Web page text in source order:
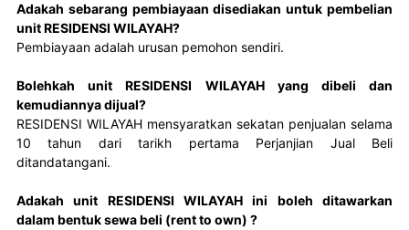
Adakah sebarang pembiayaan disediakan untuk pembelian
unit RESIDENSI WILAYAH?
Pembiayaan adalah urusan pemohon sendiri.
Bolehkah unit RESIDENSI WILAYAH yang dibeli dan
kemudiannya dijual?
RESIDENSI WILAYAH mensyaratkan sekatan penjualan selama
10 tahun dari tarikh pertama Perjanjian Jual Beli
ditandatangani.
Adakah unit RESIDENSI WILAYAH ini boleh ditawarkan
dalam bentuk sewa beli (rent to own) ?